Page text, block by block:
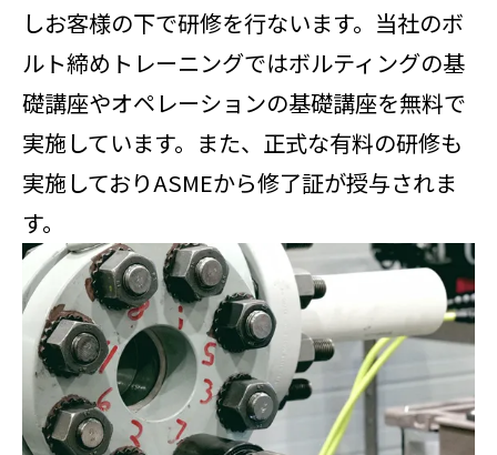
しお客様の下で研修を行ないます。当社のボ
ルト締めトレーニングではボルティングの基
礎講座やオペレーションの基礎講座を無料で
実施しています。また、正式な有料の研修も
実施しておりASMEから修了証が授与されま
す。